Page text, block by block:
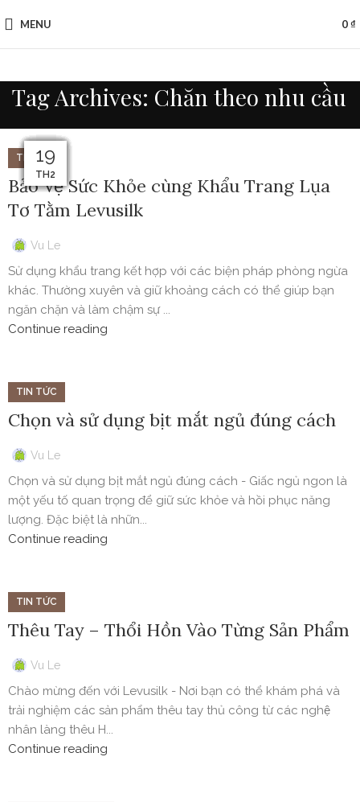
MENU 0₫
Tag Archives: Chăn theo nhu cầu
29
TH2
TIN TỨC
Bảo Vệ Sức Khỏe cùng Khẩu Trang Lụa
Tơ Tằm Levusilk
Vu Le
Sử dụng khẩu trang kết hợp với các biện pháp phòng ngừa
khác. Thường xuyên và giữ khoảng cách có thể giúp bạn
ngăn chặn và làm chậm sự ...
Continue reading
29
TH2
TIN TỨC
Chọn và sử dụng bịt mắt ngủ đúng cách
Vu Le
Chọn và sử dụng bịt mắt ngủ đúng cách - Giấc ngủ ngon là
một yếu tố quan trọng để giữ sức khỏe và hồi phục năng
lượng. Đặc biệt là nhữn...
Continue reading
28
TH2
TIN TỨC
Thêu Tay – Thổi Hồn Vào Từng Sản Phẩm
Vu Le
Chào mừng đến với Levusilk - Nơi bạn có thể khám phá và
trải nghiệm các sản phẩm thêu tay thủ công từ các nghệ
nhân làng thêu H...
Continue reading
27
TH2
26
TH2
25
TH2
24
TH2
23
TH2
22
TH2
21
TH2
20
TH2
19
TH2